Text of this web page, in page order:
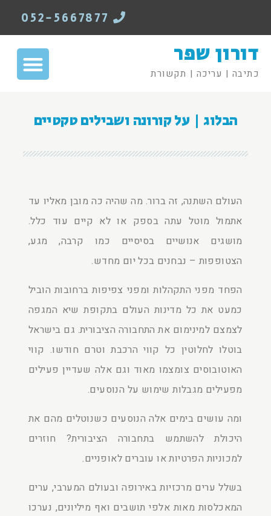
דורון שפר
כתיבה | עריכה | תקשורת
הבלוג | על קורונה ושבילים טקטיים
העולם השתנה, זה ברור. מה שהיה כה מובן מאליו עד
אתמול מוטל עתה בספק או לא קיים עוד כלל.
מושגים אנושיים בסיסיים כמו קרבה, מגע,
הצטופפות – נבחנים בכל יום מחדש.
הפחד מפני התקהלות ומפני צפיפות ברחובות הוביל
כמעט את כל מדינות העולם בתקופת שיא המגפה
לצמצם למינימום את התחבורה הציבורית. גם בישראל
בוטלו לחלוטין כל קווי הרכבת וטרם חודשו. קווי
האוטובוסים צומצמו מאוד וגם אלה שעדיין פעילים
מפעילים מגבלות שימוש על הנוסעים.
ומה עושים בימים אלה הנוסעים כשנוטלים מהם את
היכולת להשתמש בתחבורה הציבורית? חוזרים
למכוניות הפרטיות או עוברים לאופניים.
בשלל ערים מרכזיות באירופה ובעולם המערבי, ערים
המאכלסות מאות אלפי תושבים ואף מיליונים, נערכו